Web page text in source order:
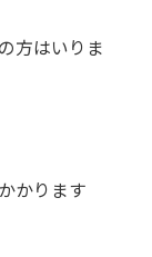
方はいりま
かります